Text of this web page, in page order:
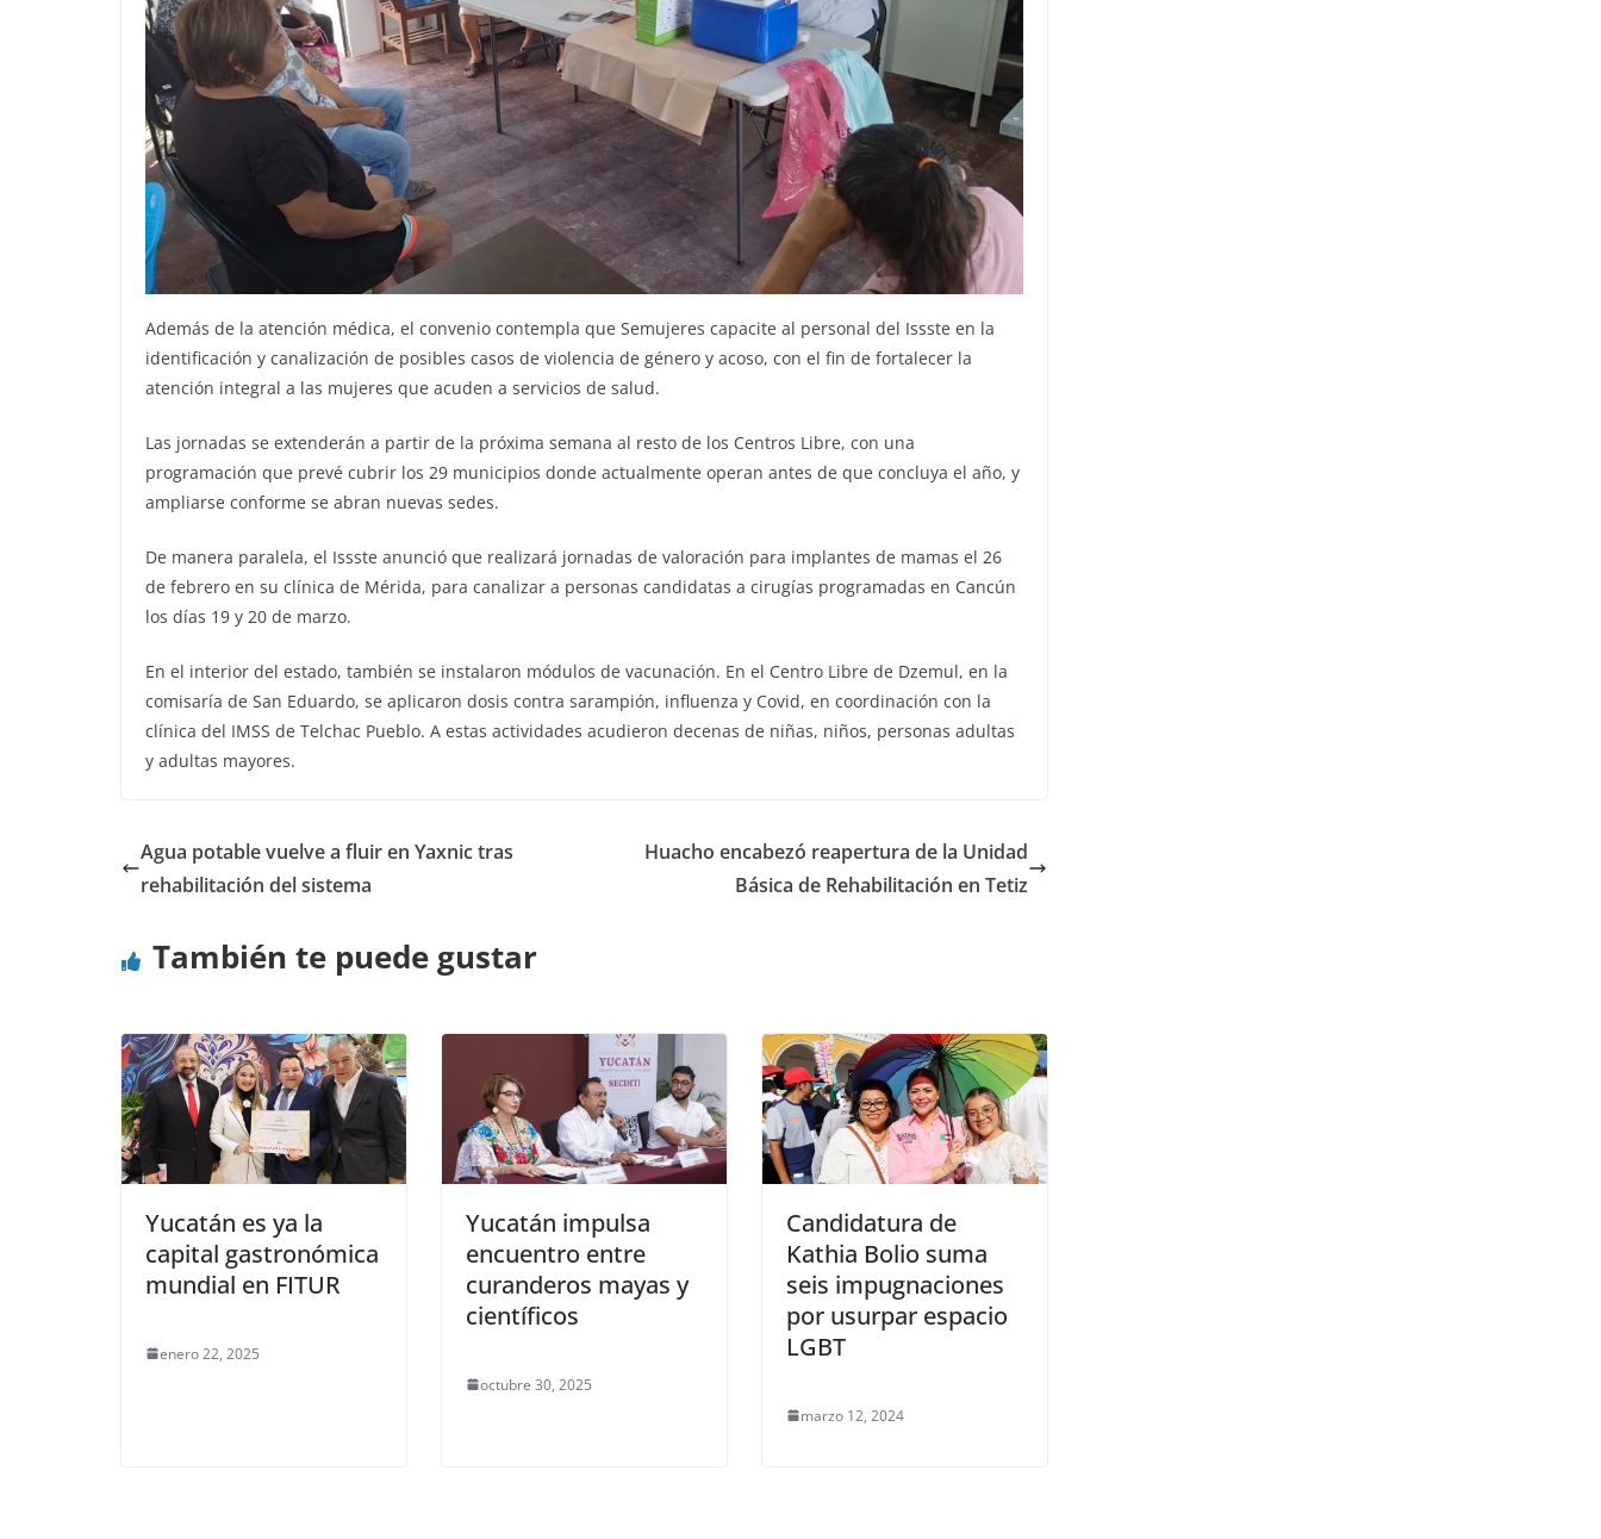
Además de la atención médica, el convenio contempla que Semujeres capacite al personal del Issste en la
identificación y canalización de posibles casos de violencia de género y acoso, con el fin de fortalecer la
atención integral a las mujeres que acuden a servicios de salud.
Las jornadas se extenderán a partir de la próxima semana al resto de los Centros Libre, con una
programación que prevé cubrir los 29 municipios donde actualmente operan antes de que concluya el año, y
ampliarse conforme se abran nuevas sedes.
De manera paralela, el Issste anunció que realizará jornadas de valoración para implantes de mamas el 26
de febrero en su clínica de Mérida, para canalizar a personas candidatas a cirugías programadas en Cancún
los días 19 y 20 de marzo.
En el interior del estado, también se instalaron módulos de vacunación. En el Centro Libre de Dzemul, en la
comisaría de San Eduardo, se aplicaron dosis contra sarampión, influenza y Covid, en coordinación con la
clínica del IMSS de Telchac Pueblo. A estas actividades acudieron decenas de niñas, niños, personas adultas
y adultas mayores.
Agua potable vuelve a fluir en Yaxnic tras
rehabilitación del sistema
Huacho encabezó reapertura de la Unidad
Básica de Rehabilitación en Tetiz
También te puede gustar
Yucatán es ya la
capital gastronómica
mundial en FITUR
enero 22, 2025
Yucatán impulsa
encuentro entre
curanderos mayas y
científicos
octubre 30, 2025
Candidatura de
Kathia Bolio suma
seis impugnaciones
por usurpar espacio
LGBT
marzo 12, 2024